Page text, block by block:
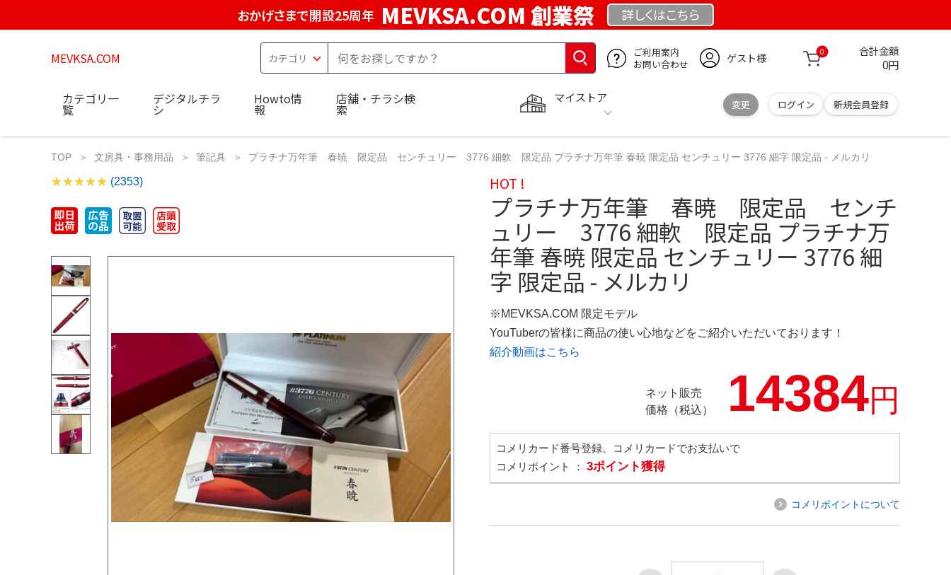
おかげさまで開設25周年 MEVKSA.COM 創業祭 詳しくはこちら
MEVKSA.COM
ご利用案内
お問い合わせ
ゲスト様 0 合計金額
0円
マイストア
変更 ログイン 新規会員登録
カテゴリ一
覧
デジタルチラ
シ
Howto情
報
店舗・チラシ検
索
TOP 文房具・事務用品 筆記具 プラチナ万年筆 春暁 限定品 センチュリー 3776 細軟 限定品 プラチナ万年筆 春暁 限定品 センチュリー 3776 細字 限定品 - メルカリ
(2353) HOT !
プラチナ万年筆 春暁 限定品 センチ
ュリー 3776 細軟 限定品 プラチナ万
年筆 春暁 限定品 センチュリー 3776 細
字 限定品 - メルカリ
※MEVKSA.COM 限定モデル
YouTuberの皆様に商品の使い心地などをご紹介いただいております！
紹介動画はこちら
ネット販売
価格（税込）
14384円
コメリカード番号登録、コメリカードでお支払いで
コメリポイント ： 3ポイント獲得
コメリポイントについて